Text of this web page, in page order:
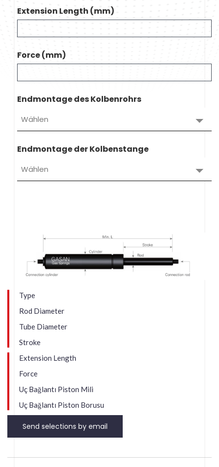
Extension Length (mm)
Force (mm)
Endmontage des Kolbenrohrs
Wählen
Endmontage der Kolbenstange
Wählen
Type
Rod Diameter
Tube Diameter
Stroke
Extension Length
Force
Uç Bağlantı Piston Mili
Uç Bağlantı Piston Borusu
Send selections by email